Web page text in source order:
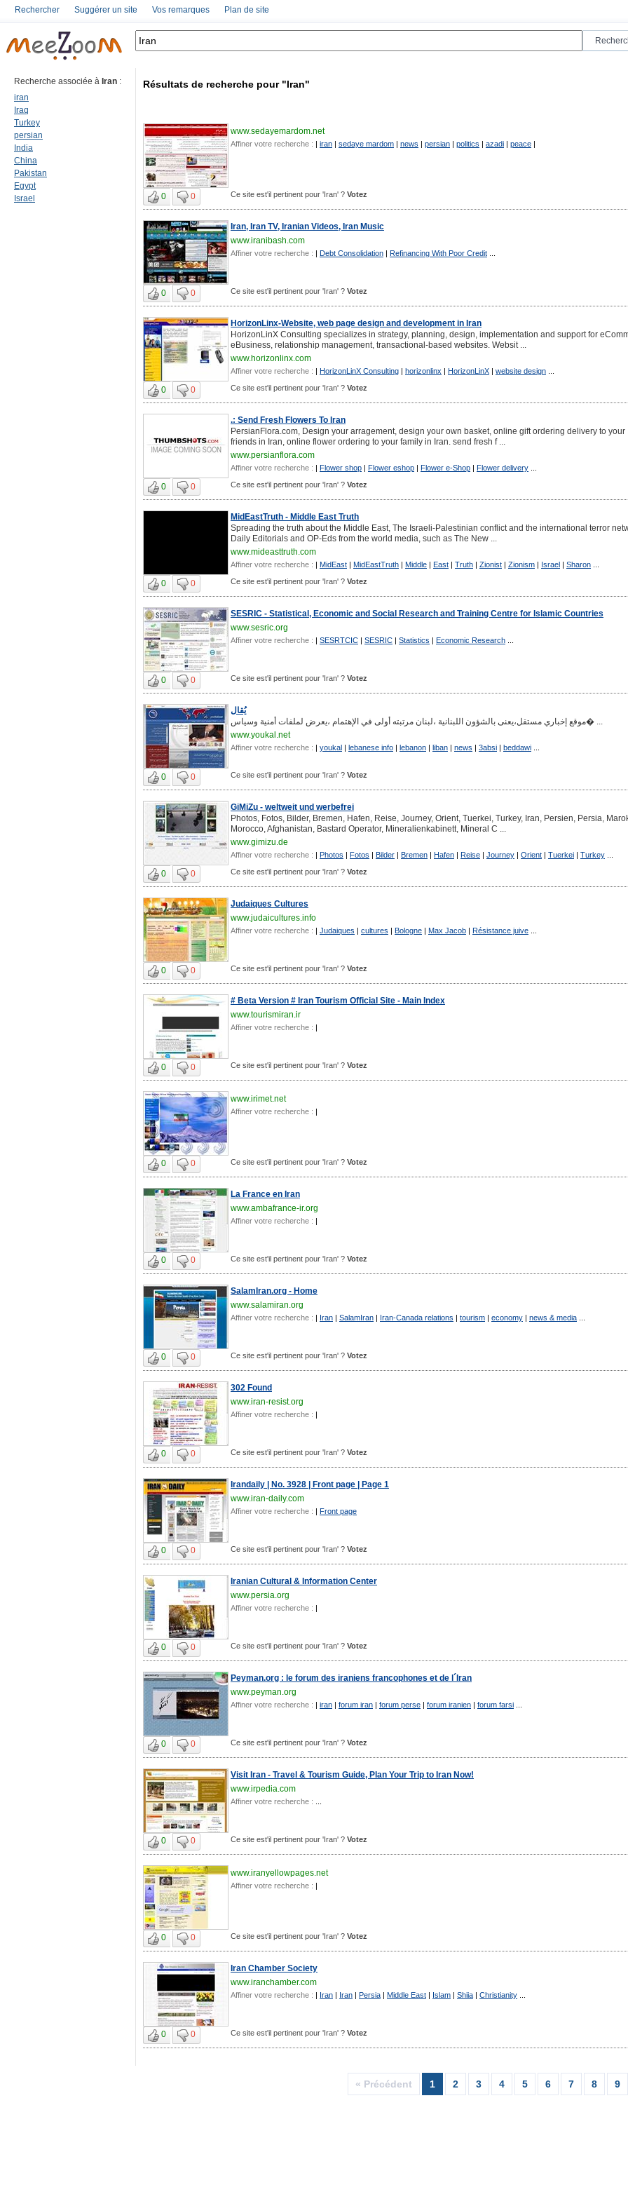
Rechercher Suggérer un site Vos remarques Plan de site
Recherche associée à Iran :
iran
Iraq
Turkey
persian
India
China
Pakistan
Egypt
Israel
Résultats de recherche pour "Iran"
www.sedayemardom.net
Affiner votre recherche : | iran | sedaye mardom | news | persian | politics | azadi | peace |
0 0 Ce site est'il pertinent pour 'Iran' ? Votez
Iran, Iran TV, Iranian Videos, Iran Music
www.iranibash.com
Affiner votre recherche : | Debt Consolidation | Refinancing With Poor Credit
0 0 Ce site est'il pertinent pour 'Iran' ? Votez
HorizonLinx-Website, web page design and development in Iran
HorizonLinX Consulting specializes in strategy, planning, design, implementation and support for
eBusiness, relationship management, transactional-based websites. Websit ...
www.horizonlinx.com
Affiner votre recherche : | HorizonLinX Consulting | horizonlinx | HorizonLinX | website design
0 0 Ce site est'il pertinent pour 'Iran' ? Votez
.: Send Fresh Flowers To Iran
PersianFlora.com, Design your arragement, design your own basket, online gift ordering delivery to your
friends in Iran, online flower ordering to your family in Iran. send fresh f ...
www.persianflora.com
Affiner votre recherche : | Flower shop | Flower eshop | Flower e-Shop | Flower delivery
0 0 Ce site est'il pertinent pour 'Iran' ? Votez
MidEastTruth - Middle East Truth
Spreading the truth about the Middle East, The Israeli-Palestinian conflict and the international terror
Daily Editorials and OP-Eds from the world media, such as The New ...
www.mideasttruth.com
Affiner votre recherche : | MidEast | MidEastTruth | Middle | East | Truth | Zionist | Zionism | Israel | Sharon
0 0 Ce site est'il pertinent pour 'Iran' ? Votez
SESRIC - Statistical, Economic and Social Research and Training Centre for Islamic Countries
www.sesric.org
Affiner votre recherche : | SESRTCIC | SESRIC | Statistics | Economic Research
0 0 Ce site est'il pertinent pour 'Iran' ? Votez
يُقال
موقع إخباري مستقل،يعنى بالشؤون اللبنانية ،لبنان مرتبته أولى في الإهتمام ،يعرض لملفات أمنية وسياس� ...
www.youkal.net
Affiner votre recherche : | youkal | lebanese info | lebanon | liban | news | 3absi | beddawi
0 0 Ce site est'il pertinent pour 'Iran' ? Votez
GiMiZu - weltweit und werbefrei
Photos, Fotos, Bilder, Bremen, Hafen, Reise, Journey, Orient, Tuerkei, Turkey, Iran, Persien, Persia,
Morocco, Afghanistan, Bastard Operator, Mineralienkabinett, Mineral C ...
www.gimizu.de
Affiner votre recherche : | Photos | Fotos | Bilder | Bremen | Hafen | Reise | Journey | Orient | Tuerkei | Turkey
0 0 Ce site est'il pertinent pour 'Iran' ? Votez
Judaiques Cultures
www.judaicultures.info
Affiner votre recherche : | Judaiques | cultures | Bologne | Max Jacob | Résistance juive
0 0 Ce site est'il pertinent pour 'Iran' ? Votez
# Beta Version # Iran Tourism Official Site - Main Index
www.tourismiran.ir
Affiner votre recherche : |
0 0 Ce site est'il pertinent pour 'Iran' ? Votez
www.irimet.net
Affiner votre recherche : |
0 0 Ce site est'il pertinent pour 'Iran' ? Votez
La France en Iran
www.ambafrance-ir.org
Affiner votre recherche : |
0 0 Ce site est'il pertinent pour 'Iran' ? Votez
SalamIran.org - Home
www.salamiran.org
Affiner votre recherche : | Iran | SalamIran | Iran-Canada relations | tourism | economy | news & media
0 0 Ce site est'il pertinent pour 'Iran' ? Votez
302 Found
www.iran-resist.org
Affiner votre recherche : |
0 0 Ce site est'il pertinent pour 'Iran' ? Votez
Irandaily | No. 3928 | Front page | Page 1
www.iran-daily.com
Affiner votre recherche : | Front page
0 0 Ce site est'il pertinent pour 'Iran' ? Votez
Iranian Cultural & Information Center
www.persia.org
Affiner votre recherche : |
0 0 Ce site est'il pertinent pour 'Iran' ? Votez
Peyman.org : le forum des iraniens francophones et de l´Iran
www.peyman.org
Affiner votre recherche : | iran | forum iran | forum perse | forum iranien | forum farsi
0 0 Ce site est'il pertinent pour 'Iran' ? Votez
Visit Iran - Travel & Tourism Guide, Plan Your Trip to Iran Now!
www.irpedia.com
Affiner votre recherche :
0 0 Ce site est'il pertinent pour 'Iran' ? Votez
www.iranyellowpages.net
Affiner votre recherche : |
0 0 Ce site est'il pertinent pour 'Iran' ? Votez
Iran Chamber Society
www.iranchamber.com
Affiner votre recherche : | Iran | Iran | Persia | Middle East | Islam | Shiia | Christianity
0 0 Ce site est'il pertinent pour 'Iran' ? Votez
9
8
7
6
5
4
3
2
1
« Précédent